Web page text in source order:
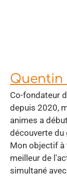
Quentin
Co-fondateur
depuis 2020,
animes a
découverte du
Mon objectif à
meilleur de
simultané